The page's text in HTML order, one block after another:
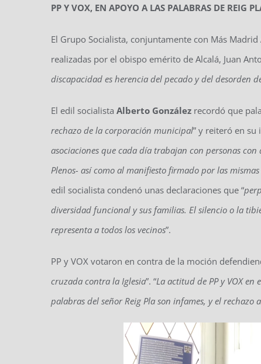
PP Y VOX, EN APOYO A LAS PALABRAS DE REIG
El Grupo Socialista, conjuntamente con Más
realizadas por el obispo emérito de Alcalá, Juan
discapacidad es herencia del pecado y del desorden
El edil socialista Alberto Gonzálezrecordó que
rechazo de la corporación municipal” y reiteró en su
asociaciones que cada día trabajan con personas
Plenos- así como al manifiesto firmado por las
edil socialista condenó unas declaraciones que “
diversidad funcional y sus familias. El silencio o la
representa a todos los vecinos”.
PP y VOX votaron en contra de la moción
cruzada contra la Iglesia”. “La actitud de PP y VOX en
palabras del señor Reig Pla son infames, y el